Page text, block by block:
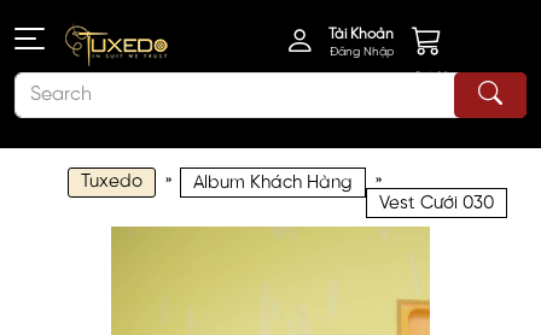
Tài Khoản
Đăng Nhập
Giỏ Hàng
Tuxedo » Album Khách Hàng »
Vest Cưới 030